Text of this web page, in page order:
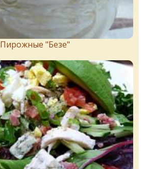
Пирожныe "Бeзe"